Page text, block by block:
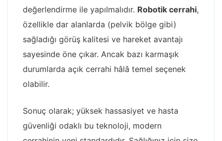
değerlendirme ile yapılmalıdır. Robotik cerrahi,
özellikle dar alanlarda (pelvik bölge gibi)
sağladığı görüş kalitesi ve hareket avantajı
sayesinde öne çıkar. Ancak bazı karmaşık
durumlarda açık cerrahi hâlâ temel seçenek
olabilir.
Sonuç olarak; yüksek hassasiyet ve hasta
güvenliği odaklı bu teknoloji, modern